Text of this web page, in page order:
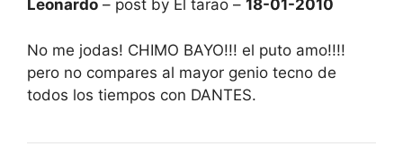
Leonardo – post by El tarao – 18-01-2010
No me jodas! CHIMO BAYO!!! el puto amo!!!!
pero no compares al mayor genio tecno de
todos los tiempos con DANTES.